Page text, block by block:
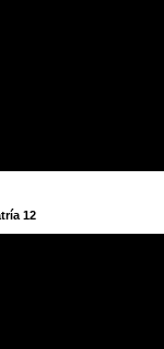
12